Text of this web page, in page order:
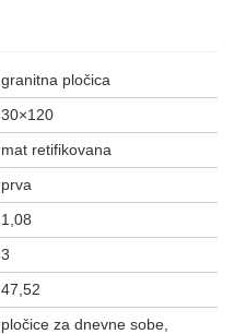
granitna pločica
30×120
mat retifikovana
prva
1,08
3
47,52
pločice za dnevne sobe,